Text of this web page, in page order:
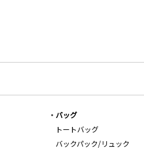
バッグ
トートバッグ
バックパック/リュック